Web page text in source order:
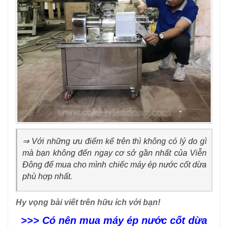
⇒ Với những ưu điểm kể trên thì không có lý do gì
mà bạn không đến ngay cơ sở gần nhất của Viễn
Đông để mua cho mình chiếc máy ép nước cốt dừa
phù hợp nhất.
Hy vọng bài viết trên hữu ích với bạn!
>>> Có nên mua máy ép nước cốt dừa